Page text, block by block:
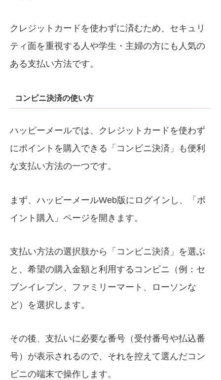
クレジットカードを使わずに済むため、セキュリ
ティ面を重視する人や学生・主婦の方にも人気の
ある支払い方法です。
コンビニ決済の使い方
ハッピーメールでは、クレジットカードを使わず
にポイントを購入できる「コンビニ決済」も便利
な支払い方法の一つです。
まず、ハッピーメールWeb版にログインし、「ポ
イント購入」ページを開きます。
支払い方法の選択肢から「コンビニ決済」を選ぶ
と、希望の購入金額と利用するコンビニ（例：セ
ブンイレブン、ファミリーマート、ローソンな
ど）を選択します。
その後、支払いに必要な番号（受付番号や払込番
号）が表示されるので、それを控えて選んだコン
ビニの端末で操作します。